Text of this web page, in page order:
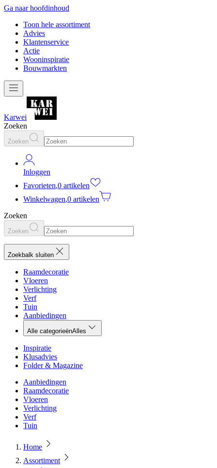
Ga naar hoofdinhoud
Toon hele assortiment
Advies
Klantenservice
Actie
Wooninspiratie
Bouwmarkten
Karwei
Zoeken
Zoeken
Inloggen
Favorieten,0 artikelen
Winkelwagen,0 artikelen
Zoeken
Zoeken
Zoekbalk sluiten
Raamdecoratie
Vloeren
Verlichting
Verf
Tuin
Aanbiedingen
Alle categorieënAlles
Inspiratie
Klusadvies
Folder & Magazine
Aanbiedingen
Raamdecoratie
Vloeren
Verlichting
Verf
Tuin
Home
Assortiment